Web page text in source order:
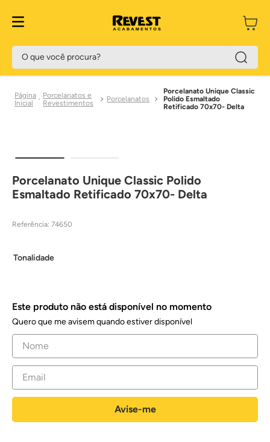
O que você procura?
Porcelanatos e
Revestimentos
Porcelanatos
Porcelanato Unique Classic
Polido Esmaltado
Retificado 70x70- Delta
Porcelanato Unique Classic Polido
Esmaltado Retificado 70x70- Delta
Referência: 74650
Tonalidade
Este produto não está disponível no momento
Quero que me avisem quando estiver disponível